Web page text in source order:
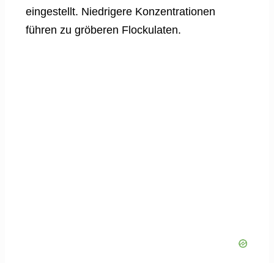
eingestellt. Niedrigere Konzentrationen
führen zu gröberen Flockulaten.